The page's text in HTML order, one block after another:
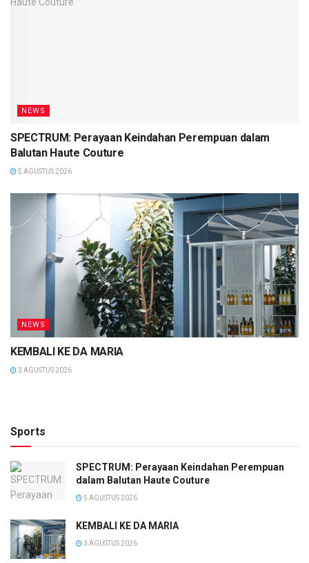
NEWS
SPECTRUM: Perayaan Keindahan Perempuan dalam
Balutan Haute Couture
5 AGUSTUS 2026
NEWS
KEMBALI KE DA MARIA
3 AGUSTUS 2026
Sports
SPECTRUM: Perayaan Keindahan Perempuan
dalam Balutan Haute Couture
5 AGUSTUS 2026
KEMBALI KE DA MARIA
3 AGUSTUS 2026